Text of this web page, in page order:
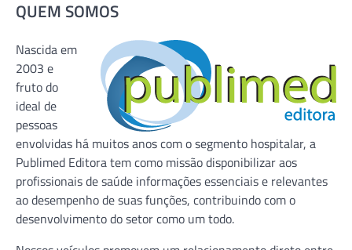
QUEM SOMOS
Nascida em
2003 e
fruto do
ideal de
pessoas
envolvidas há muitos anos com o segmento hospitalar, a
Publimed Editora tem como missão disponibilizar aos
profissionais de saúde informações essenciais e relevantes
ao desempenho de suas funções, contribuindo com o
desenvolvimento do setor como um todo.